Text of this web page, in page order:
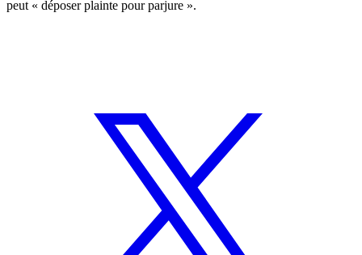
peut « déposer plainte pour parjure ».